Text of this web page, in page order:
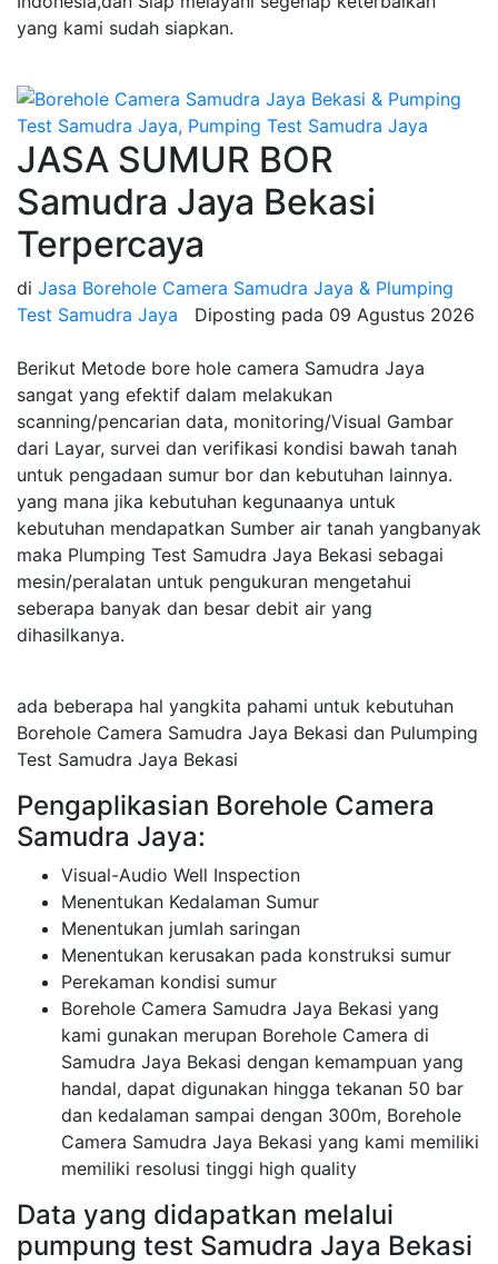
yang kami sudah siapkan.
JASA SUMUR BOR
Samudra Jaya Bekasi
Terpercaya
di Jasa Borehole Camera Samudra Jaya & Plumping
Test Samudra Jaya
Diposting pada 09 Agustus 2026
Berikut Metode bore hole camera Samudra Jaya
sangat yang efektif dalam melakukan
scanning/pencarian data, monitoring/Visual Gambar
dari Layar, survei dan verifikasi kondisi bawah tanah
untuk pengadaan sumur bor dan kebutuhan lainnya.
yang mana jika kebutuhan kegunaanya untuk
kebutuhan mendapatkan Sumber air tanah yangbanyak
maka Plumping Test Samudra Jaya Bekasi sebagai
mesin/peralatan untuk pengukuran mengetahui
seberapa banyak dan besar debit air yang
dihasilkanya.
ada beberapa hal yangkita pahami untuk kebutuhan
Borehole Camera Samudra Jaya Bekasi dan Pulumping
Test Samudra Jaya Bekasi
Pengaplikasian Borehole Camera
Samudra Jaya:
Visual-Audio Well Inspection
Menentukan Kedalaman Sumur
Menentukan jumlah saringan
Menentukan kerusakan pada konstruksi sumur
Perekaman kondisi sumur
Borehole Camera Samudra Jaya Bekasi yang
kami gunakan merupan Borehole Camera di
Samudra Jaya Bekasi dengan kemampuan yang
handal, dapat digunakan hingga tekanan 50 bar
dan kedalaman sampai dengan 300m, Borehole
Camera Samudra Jaya Bekasi yang kami memiliki
memiliki resolusi tinggi high quality
Data yang didapatkan melalui
pumpung test Samudra Jaya Bekasi